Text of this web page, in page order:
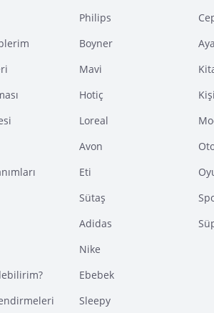
Philips
Boyner
Mavi
Hotiç
Loreal
Avon
Eti
Sütaş
Adidas
Nike
Ebebek
Sleepy